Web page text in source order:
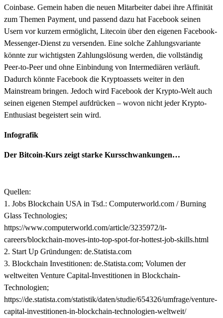
Coinbase. Gemein haben die neuen Mitarbeiter dabei ihre Affinität
zum Themen Payment, und passend dazu hat Facebook seinen
Usern vor kurzem ermöglicht, Litecoin über den eigenen Facebook-
Messenger-Dienst zu versenden. Eine solche Zahlungsvariante
könnte zur wichtigsten Zahlungslösung werden, die vollständig
Peer-to-Peer und ohne Einbindung von Intermediären verläuft.
Dadurch könnte Facebook die Kryptoassets weiter in den
Mainstream bringen. Jedoch wird Facebook der Krypto-Welt auch
seinen eigenen Stempel aufdrücken – wovon nicht jeder Krypto-
Enthusiast begeistert sein wird.
Infografik
Der Bitcoin-Kurs zeigt starke Kursschwankungen…
Quellen:
1. Jobs Blockchain USA in Tsd.: Computerworld.com / Burning
Glass Technologies;
https://www.computerworld.com/article/3235972/it-
careers/blockchain-moves-into-top-spot-for-hottest-job-skills.html
2. Start Up Gründungen: de.Statista.com
3. Blockchain Investitionen: de.Statista.com; Volumen der
weltweiten Venture Capital-Investitionen in Blockchain-
Technologien;
https://de.statista.com/statistik/daten/studie/654326/umfrage/venture-
capital-investitionen-in-blockchain-technologien-weltweit/